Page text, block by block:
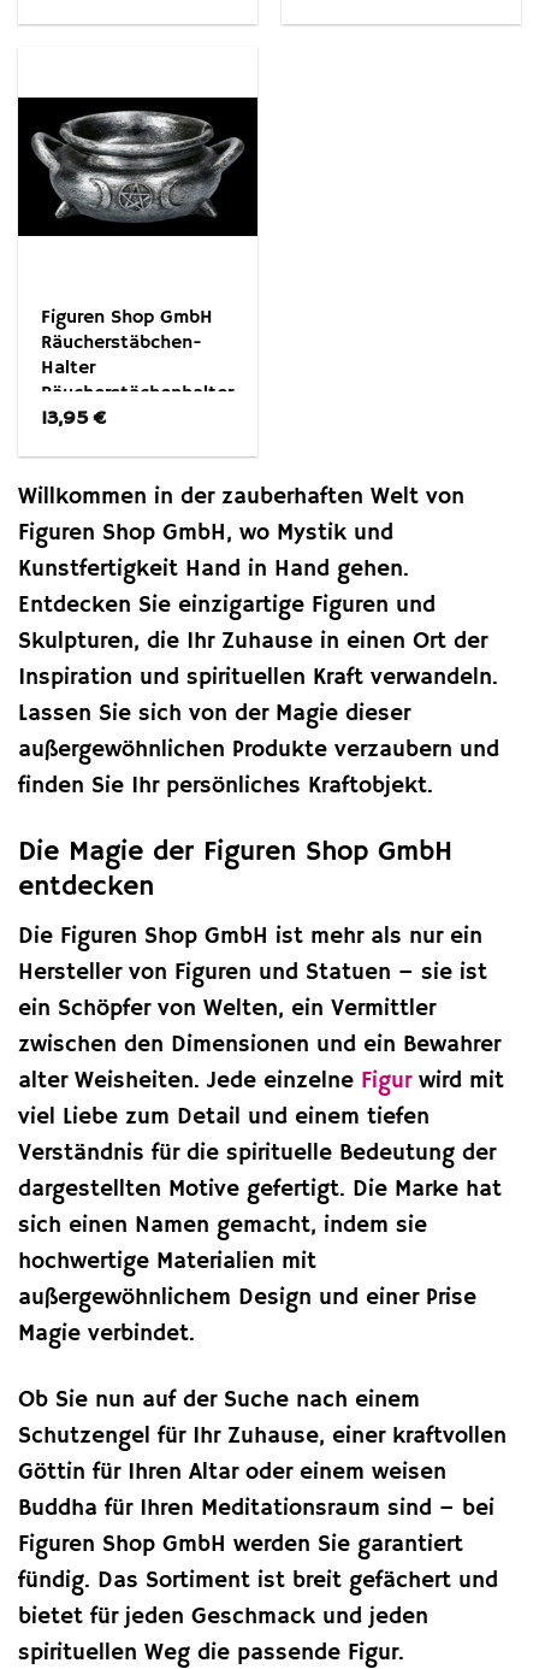
Figuren Shop GmbH
Räucherstäbchen-
Halter
Räucherstächenhalter
– Hexenkessel –
13,95€
Willkommen in der zauberhaften Welt von
Figuren Shop GmbH, wo Mystik und
Kunstfertigkeit Hand in Hand gehen.
Entdecken Sie einzigartige Figuren und
Skulpturen, die Ihr Zuhause in einen Ort der
Inspiration und spirituellen Kraft verwandeln.
Lassen Sie sich von der Magie dieser
außergewöhnlichen Produkte verzaubern und
finden Sie Ihr persönliches Kraftobjekt.
Die Magie der Figuren Shop GmbH
entdecken
Die Figuren Shop GmbH ist mehr als nur ein
Hersteller von Figuren und Statuen – sie ist
ein Schöpfer von Welten, ein Vermittler
zwischen den Dimensionen und ein Bewahrer
alter Weisheiten. Jede einzelne Figurwird mit
viel Liebe zum Detail und einem tiefen
Verständnis für die spirituelle Bedeutung der
dargestellten Motive gefertigt. Die Marke hat
sich einen Namen gemacht, indem sie
hochwertige Materialien mit
außergewöhnlichem Design und einer Prise
Magie verbindet.
Ob Sie nun auf der Suche nach einem
Schutzengel für Ihr Zuhause, einer kraftvollen
Göttin für Ihren Altar oder einem weisen
Buddha für Ihren Meditationsraum sind – bei
Figuren Shop GmbH werden Sie garantiert
fündig. Das Sortiment ist breit gefächert und
bietet für jeden Geschmack und jeden
spirituellen Weg die passende Figur.